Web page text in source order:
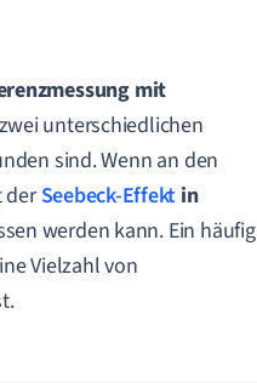
mit
unterschiedlichen
sind. Wenn an den
derSeebeck-Effekt in
werden kann. Ein häufig
Vielzahl von